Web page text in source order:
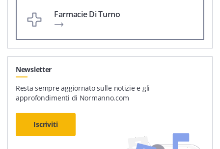
Farmacie Di Turno
Newsletter
Resta sempre aggiornato sulle notizie e gli
approfondimenti di Normanno.com
Iscriviti